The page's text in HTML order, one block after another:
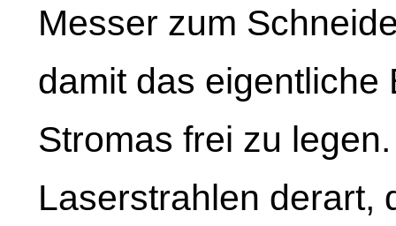
Messer zum
damit das eigentliche
Stromas frei zu
Laserstrahlen derart,